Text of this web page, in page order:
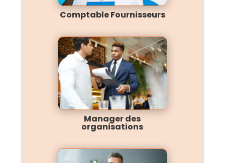
Comptable Fournisseurs
Manager des
organisations